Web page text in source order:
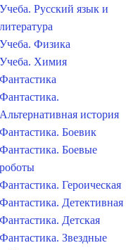
Учеба. Русский язык и
литература
Учеба. Физика
Учеба. Химия
Фантастика
Фантастика.
Альтернативная история
Фантастика. Боевик
Фантастика. Боевые
роботы
Фантастика. Героическая
Фантастика. Детективная
Фантастика. Детская
Фантастика. Звездные